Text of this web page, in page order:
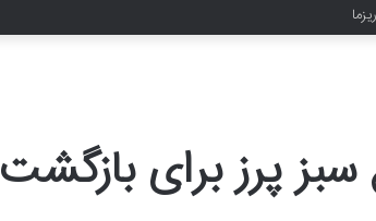
پرز برای بازگشت